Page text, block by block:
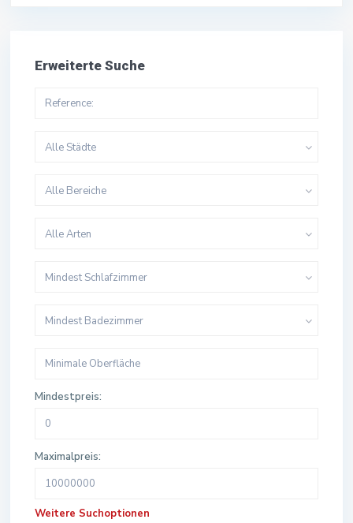
Erweiterte Suche
Alle Städte
Alle Bereiche
Alle Arten
Mindest Schlafzimmer
Mindest Badezimmer
Mindestpreis:
Maximalpreis:
Weitere Suchoptionen